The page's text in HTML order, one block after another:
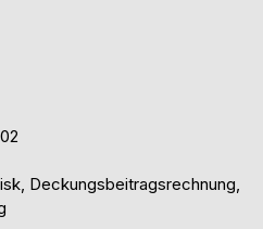
Deckungsbeitragsrechnung,